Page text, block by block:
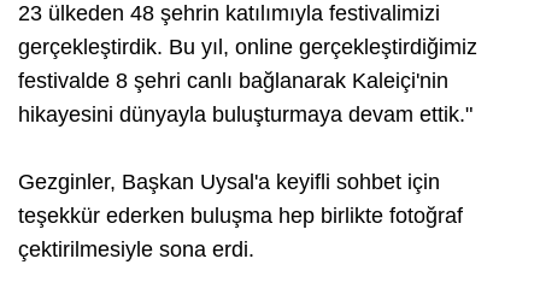
23 ülkeden 48 şehrin katılımıyla festivalimizi
gerçekleştirdik. Bu yıl, online gerçekleştirdiğimiz
festivalde 8 şehri canlı bağlanarak Kaleiçi'nin
hikayesini dünyayla buluşturmaya devam ettik."
Gezginler, Başkan Uysal'a keyifli sohbet için
teşekkür ederken buluşma hep birlikte fotoğraf
çektirilmesiyle sona erdi.